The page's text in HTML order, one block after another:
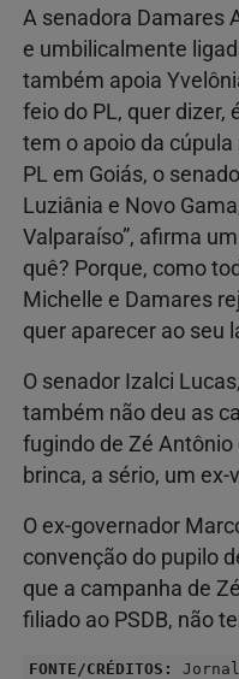
A senadora Damares
e umbilicalmente
também apoia
feio do PL, quer dizer,
tem o apoio da
PL em Goiás, o
Luziânia e Novo
Valparaíso”, afirma
quê? Porque, como
Michelle e Damares
quer aparecer ao seu
O senador Izalci
também não deu as
fugindo de Zé Antônio
brinca, a sério, um ex-
O ex-governador
convenção do pupilo
que a campanha de
filiado ao PSDB, não
FONTE/CRÉDITOS: Jornal